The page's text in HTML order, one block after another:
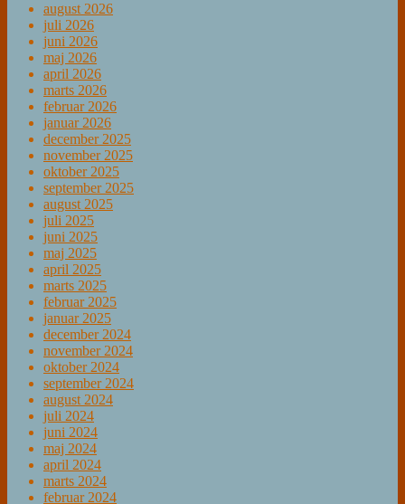
august 2026
juli 2026
juni 2026
maj 2026
april 2026
marts 2026
februar 2026
januar 2026
december 2025
november 2025
oktober 2025
september 2025
august 2025
juli 2025
juni 2025
maj 2025
april 2025
marts 2025
februar 2025
januar 2025
december 2024
november 2024
oktober 2024
september 2024
august 2024
juli 2024
juni 2024
maj 2024
april 2024
marts 2024
februar 2024